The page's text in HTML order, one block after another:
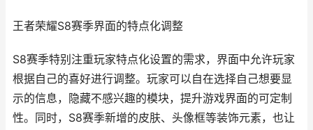
王者荣耀S8赛季界面的特点化调整
S8赛季特别注重玩家特点化设置的需求，界面中允许玩家
根据自己的喜好进行调整。玩家可以自在选择自己想要显
示的信息，隐藏不感兴趣的模块，提升游戏界面的可定制
性。同时，S8赛季新增的皮肤、头像框等装饰元素，也让